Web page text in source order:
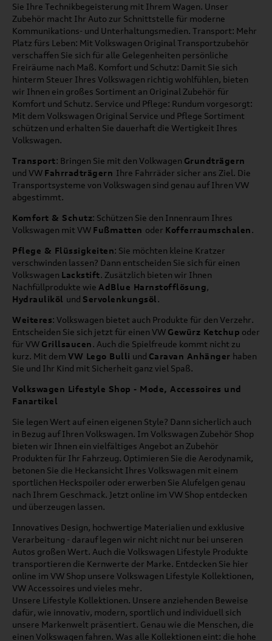
Sie Ihre Technikbegeisterung mit Ihrem Wagen. Unser
Zubehör macht Ihr Auto zur Schnittstelle für moderne
Kommunikations- und Unterhaltungsmedien. Transport: Mehr
Platz fürs Leben: Mit Volkswagen Original Transportzubehör
verschaffen Sie sich für alle Gelegenheiten persönliche
Freiräume nach Maß. Komfort und Schutz: Damit Sie sich
hinterm Steuer Ihres Volkswagen richtig wohlfühlen, bieten
wir Ihnen ein großes Sortiment an Original Zubehör für
Komfort und Schutz. Service und Pflege: Rundum vorgesorgt:
Mit dem Volkswagen Original Service und Pflege Sortiment
schützen und erhalten Sie dauerhaft die Wertigkeit Ihres
Volkswagen.
Transport: Bringen Sie mit den Volkwagen Grundträgern
und VW Fahrradträgern Ihre Fahrräder sicher ans Ziel. Die
Transportsysteme von Volkswagen sind genau auf Ihren VW
abgestimmt.
Komfort & Schutz: Schützen Sie den Innenraum Ihres
Volkswagen mit VW Fußmatten oder Kofferraumschalen.
Pflege & Flüssigkeiten: Sie möchten kleine Kratzer
verschwinden lassen? Dann entscheiden Sie sich für einen
Volkswagen Lackstift. Zusätzlich bieten wir Ihnen
Nachfüllprodukte wie AdBlue Harnstofflösung,
Hydrauliköl und Servolenkungsöl.
Weiteres: Volkswagen bietet auch Produkte für den Verzehr.
Entscheiden Sie sich jetzt für einen VW Gewürz Ketchup oder
für VW Grillsaucen. Auch die Spielfreude kommt nicht zu
kurz. Mit dem VW Lego Bulli und Caravan Anhänger haben
Sie und Ihr Kind mit Sicherheit ganz viel Spaß.
Volkswagen Lifestyle Shop - Mode, Accessoires und
Fanartikel
Sie legen Wert auf einen eigenen Style? Dann sicherlich auch
in Bezug auf Ihren Volkswagen. Im Volkswagen Zubehör Shop
bieten wir Ihnen ein vielfältiges Angebot an Zubehör
Produkten für Ihr Fahrzeug. Optimieren Sie die Aerodynamik,
betonen Sie die Heckansicht Ihres Volkswagen mit einem
sportlichen Heckspoiler oder erwerben Sie Alufelgen genau
nach Ihrem Geschmack. Jetzt online im VW Shop entdecken
und überzeugen lassen.
Innovatives Design, hochwertige Materialien und exklusive
Verarbeitung - darauf legen wir nicht nicht nur bei unseren
Autos großen Wert. Auch die Volkswagen Lifestyle Produkte
transportieren die Kernwerte der Marke. Entdecken Sie hier
online im VW Shop unsere Volkswagen Lifestyle Kollektionen,
VW Accessoires und vieles mehr.
Unsere Lifestyle Kollektionen. Unsere anziehenden Beweise
dafür, wie innovativ, modern, sportlich und individuell sich
unsere Markenwelt präsentiert. Genau wie die Menschen, die
einen Volkswagen fahren. Was alle Kollektionen eint: die hohe